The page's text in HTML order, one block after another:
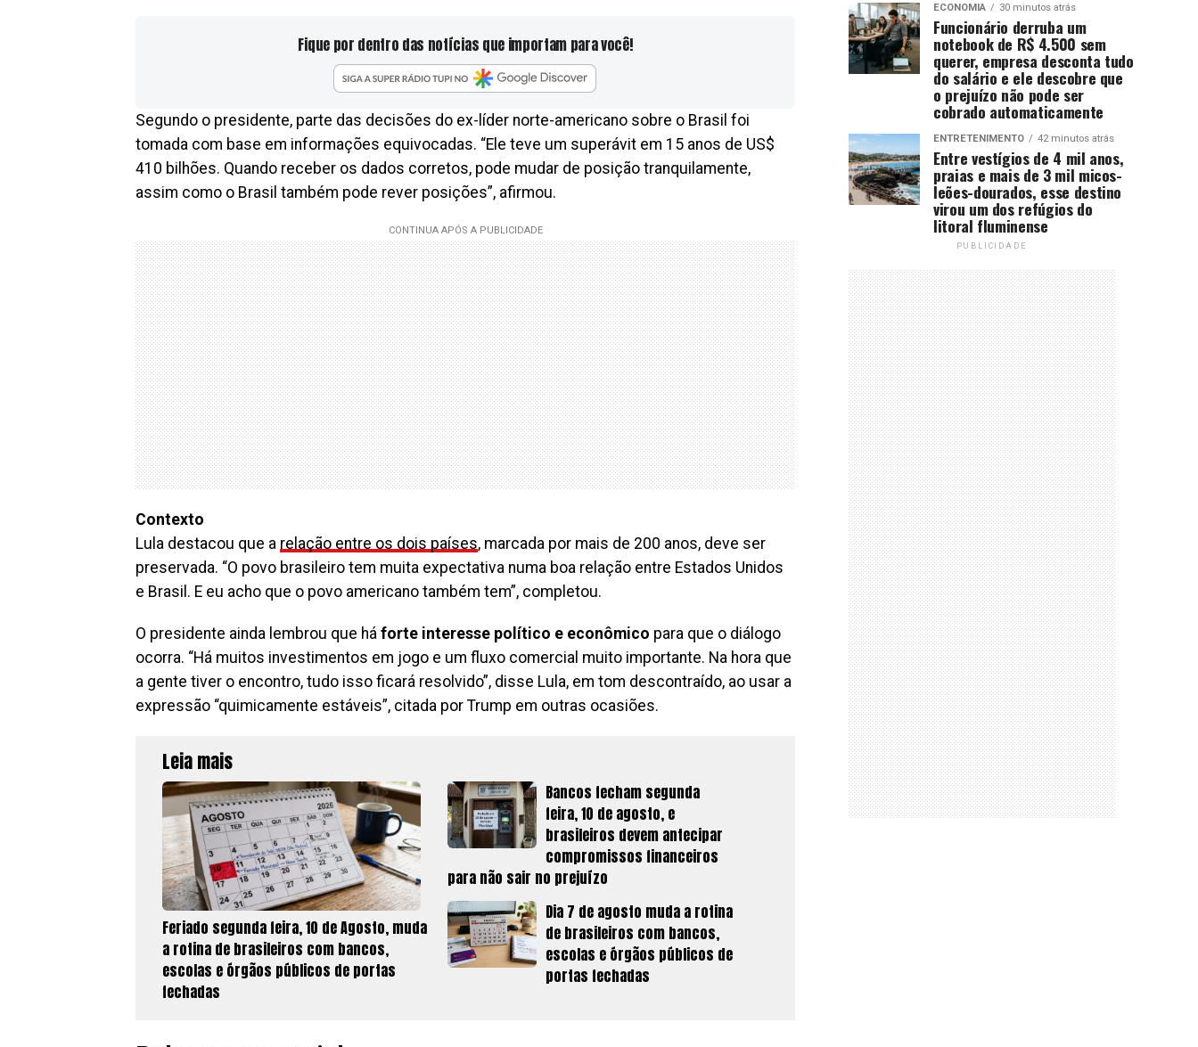
Fique por dentro das notícias que importam para você!
Segundo o presidente, parte das decisões do ex-líder norte-americano sobre o Brasil foi
tomada com base em informações equivocadas. “Ele teve um superávit em 15 anos de US$
410 bilhões. Quando receber os dados corretos, pode mudar de posição tranquilamente,
assim como o Brasil também pode rever posições”, afirmou.
Contexto
Lula destacou que a relação entre os dois países, marcada por mais de 200 anos, deve ser
preservada. “O povo brasileiro tem muita expectativa numa boa relação entre Estados Unidos
e Brasil. E eu acho que o povo americano também tem”, completou.
O presidente ainda lembrou que há forte interesse político e econômico para que o diálogo
ocorra. “Há muitos investimentos em jogo e um fluxo comercial muito importante. Na hora que
a gente tiver o encontro, tudo isso ficará resolvido”, disse Lula, em tom descontraído, ao usar a
expressão “quimicamente estáveis”, citada por Trump em outras ocasiões.
Leia mais
Feriado segunda feira, 10 de Agosto, muda
a rotina de brasileiros com bancos,
escolas e órgãos públicos de portas
fechadas
Bancos fecham segunda
feira, 10 de agosto, e
brasileiros devem antecipar
compromissos financeiros
para não sair no prejuízo
Dia 7 de agosto muda a rotina
de brasileiros com bancos,
escolas e órgãos públicos de
portas fechadas
ECONOMIA 30 minutos atrás
Funcionário derruba um
notebook de R$ 4.500 sem
querer, empresa desconta tudo
do salário e ele descobre que
o prejuízo não pode ser
cobrado automaticamente
ENTRETENIMENTO 42 minutos atrás
Entre vestígios de 4 mil anos,
praias e mais de 3 mil micos-
leões-dourados, esse destino
virou um dos refúgios do
litoral fluminense
PUBLICIDADE